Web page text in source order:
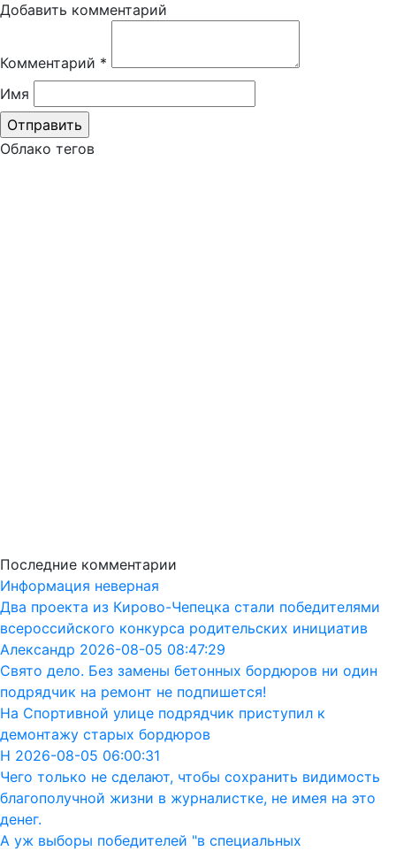
Добавить комментарий
Комментарий *
Имя
Облако тегов
Последние комментарии
Информация неверная
Два проекта из Кирово-Чепецка стали победителями
всероссийского конкурса родительских инициатив
Александр 2026-08-05 08:47:29
Свято дело. Без замены бетонных бордюров ни один
подрядчик на ремонт не подпишется!
На Спортивной улице подрядчик приступил к
демонтажу старых бордюров
Н 2026-08-05 06:00:31
Чего только не сделают, чтобы сохранить видимость
благополучной жизни в журналистке, не имея на это
денег.
А уж выборы победителей "в специальных